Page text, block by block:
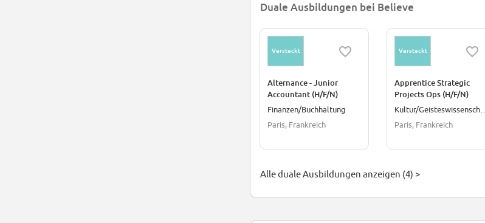
Duale Ausbildungen bei Believe
Versteckt
Alternance - Junior
Accountant (H/F/N)
Finanzen/Buchhaltung
Paris, Frankreich
Versteckt
Apprentice Strategic
Projects Ops (H/F/N)
Paris, Frankreich
Alle duale Ausbildungen anzeigen (4) >